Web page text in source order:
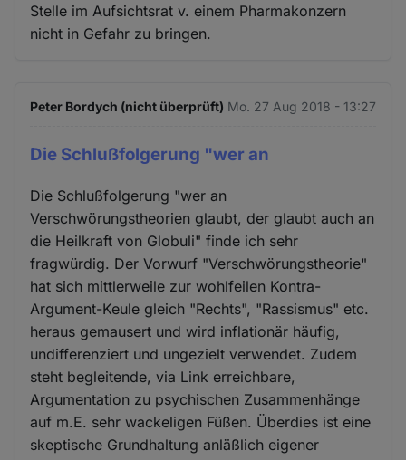
Stelle im Aufsichtsrat v. einem Pharmakonzern
nicht in Gefahr zu bringen.
Peter Bordych (nicht überprüft) Mo. 27 Aug 2018 - 13:27
Die Schlußfolgerung "wer an
Die Schlußfolgerung "wer an
Verschwörungstheorien glaubt, der glaubt auch an
die Heilkraft von Globuli" finde ich sehr
fragwürdig. Der Vorwurf "Verschwörungstheorie"
hat sich mittlerweile zur wohlfeilen Kontra-
Argument-Keule gleich "Rechts", "Rassismus" etc.
heraus gemausert und wird inflationär häufig,
undifferenziert und ungezielt verwendet. Zudem
steht begleitende, via Link erreichbare,
Argumentation zu psychischen Zusammenhänge
auf m.E. sehr wackeligen Füßen. Überdies ist eine
skeptische Grundhaltung anläßlich eigener